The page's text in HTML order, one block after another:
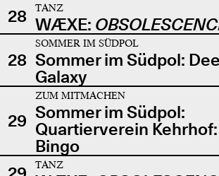
28
TANZ
WÆXE:
28
SOMMER IM SÜDPOL
Sommer im Südpol:
Galaxy
29
ZUM MITMACHEN
Sommer im Südpol:
Quartierverein
Bingo
TANZ